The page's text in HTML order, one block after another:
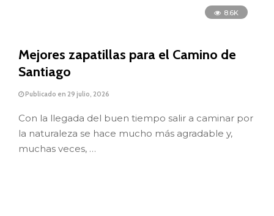
8.6K
Mejores zapatillas para el Camino de
Santiago
Publicado en 29 julio, 2026
Con la llegada del buen tiempo salir a caminar por
la naturaleza se hace mucho más agradable y,
muchas veces, …